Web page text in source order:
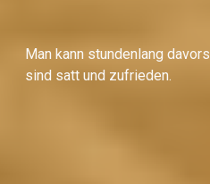
Man kann stundenlang
sind satt und zufrieden.